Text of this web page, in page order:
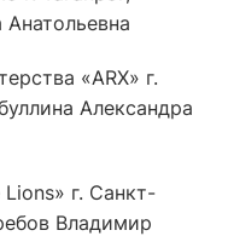
«ARX» г.
Александра
г. Санкт-
Владимир